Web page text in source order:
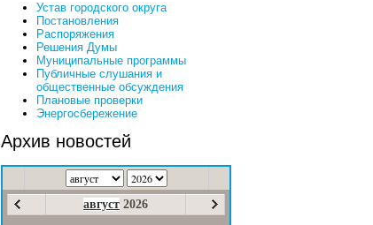
Устав городского округа
Постановления
Распоряжения
Решения Думы
Муниципальные программы
Публичные слушания и
общественные обсуждения
Плановые проверки
Энергосбережение
Архив новостей
август 2026